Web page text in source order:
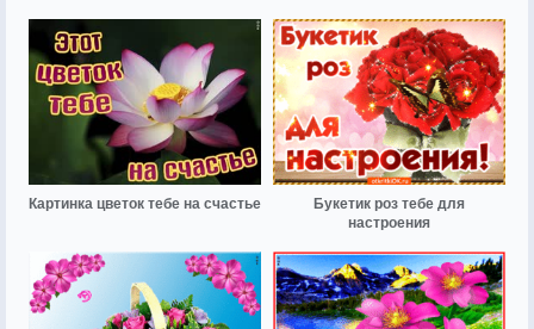
Картинка цветок тебе на счастье
Букетик роз тебе для
настроения